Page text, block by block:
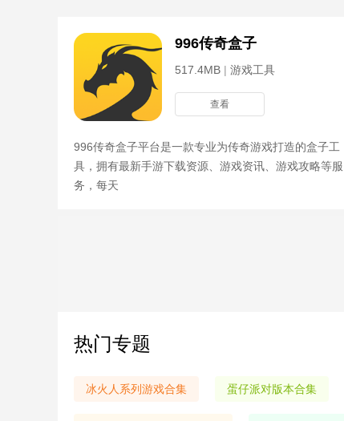
996传奇盒子
517.4MB | 游戏工具
查看
996传奇盒子平台是一款专业为传奇游戏打造的盒子工
具，拥有最新手游下载资源、游戏资讯、游戏攻略等服
务，每天
热门专题
冰火人系列游戏合集 蛋仔派对版本合集